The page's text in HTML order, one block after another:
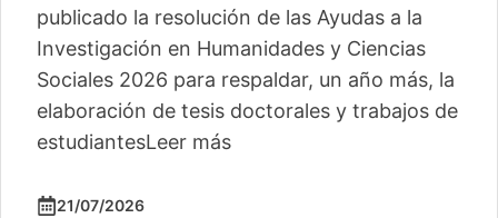
publicado la resolución de las Ayudas a la
Investigación en Humanidades y Ciencias
Sociales 2026 para respaldar, un año más, la
elaboración de tesis doctorales y trabajos de
estudiantesLeer más
21/07/2026